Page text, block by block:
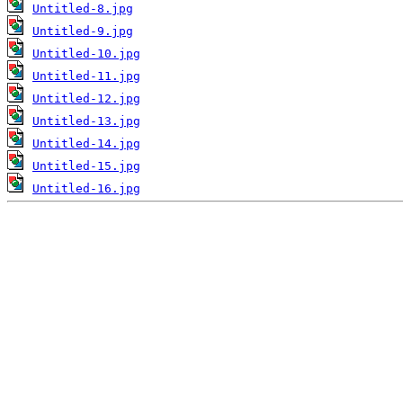
Untitled-8.jpg
Untitled-9.jpg
Untitled-10.jpg
Untitled-11.jpg
Untitled-12.jpg
Untitled-13.jpg
Untitled-14.jpg
Untitled-15.jpg
Untitled-16.jpg